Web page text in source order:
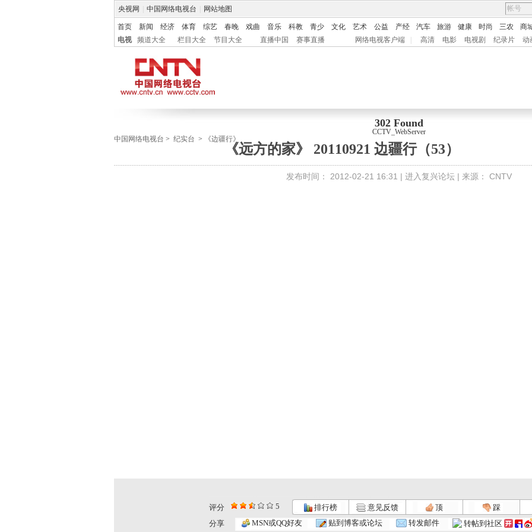
央视网 中国网络电视台 网站地图
首页 新闻 经济 体育 综艺 春晚 戏曲 音乐 科教 青少 文化 艺术 公益 产经 汽车 旅游 健康 时尚 三农
商
电视
频道大全 栏目大全 节目大全 直播中国 赛事直播 网络电视客户端 高清 电影 电视剧 纪录片 动
302 Found
CCTV_WebServer
中国网络电视台 > 纪实台 > 《边疆行》
《远方的家》 20110921 边疆行（53）
发布时间： 2012-02-21 16:31 | 进入复兴论坛 | 来源： CNTV
评分 5 排行榜 意见反馈 顶
踩
分享
MSN或QQ好友 贴到博客或论坛 转发邮件 转帖到社区